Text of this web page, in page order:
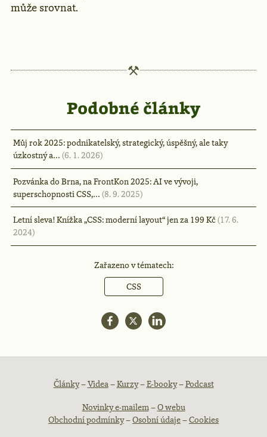
může srovnat.
Podobné články
Můj rok 2025: podnikatelský, strategický, úspěšný, ale taky
úzkostný a… (6. 1. 2026)
Pozvánka do Brna, na FrontKon 2025: AI ve vývoji,
superschopnosti CSS,… (8. 9. 2025)
Letní sleva! Knížka „CSS: moderní layout“ jen za 199 Kč(17. 6.
2024)
Zařazeno v tématech:
CSS
Patička
webu
Články–Videa–Kurzy–E-booky–Podcast
Novinky e-mailem–O webu
Obchodní podmínky–Osobní údaje–Cookies